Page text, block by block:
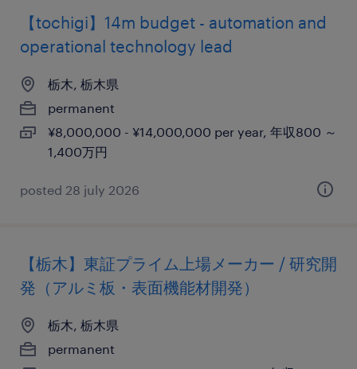
【tochigi】14m budget - automation and
operational technology lead
栃木, 栃木県
permanent
¥8,000,000 - ¥14,000,000 per year, 年収800 ～
1,400万円
posted 28 july 2026
【栃木】東証プライム上場メーカー / 研究開
発（アルミ板・表面機能材開発）
栃木, 栃木県
permanent